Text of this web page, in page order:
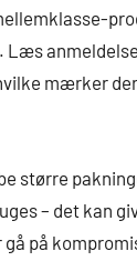
mærker
større
– det kan
gå på